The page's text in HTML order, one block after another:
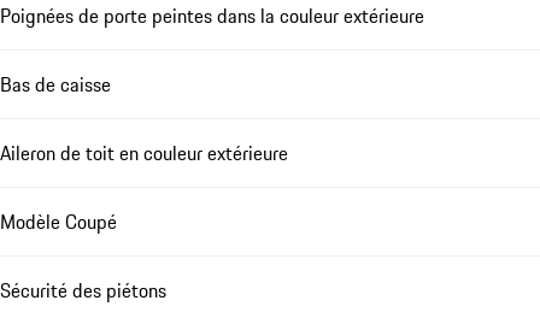
Poignées de porte peintes dans la couleur extérieure
Bas de caisse
Aileron de toit en couleur extérieure
Modèle Coupé
Sécurité des piétons